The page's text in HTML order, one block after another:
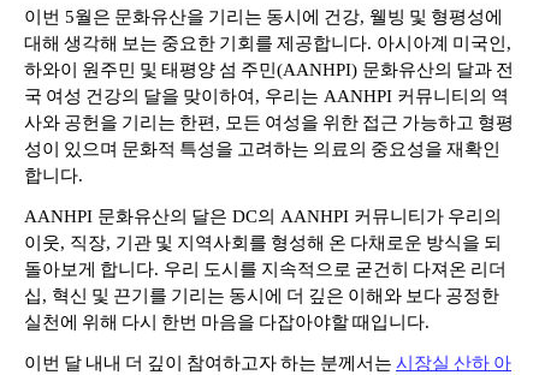
이번 5월은 문화유산을 기리는 동시에 건강, 웰빙 및 형평성에
대해 생각해 보는 중요한 기회를 제공합니다. 아시아계 미국인 ,
하와이
원주민 및 태평양 섬 주민 (AANHPI) 문화유산의 달과 전
국 여성 건강의 달을 맞이하여 , 우리는 AANHPI 커뮤니티의 역
사와 공헌을 기리는 한편 , 모든 여성을 위한 접근 가능하고 형평
성이
있으며 문화적 특성을 고려하는 의료의 중요성을 재확인
합니다.
AANHPI 문화유산의 달은 DC의 AANHPI 커뮤니티가 우리의
이웃, 직장, 기관 및 지역사회를 형성해 온 다채로운 방식을 되
돌아보게 합니다. 우리 도시를 지속적으로 굳건히 다져온 리더
십, 혁신 및 끈기를 기리는 동시에 더 깊은 이해와 보다 공정한
실천에 위해 다시 한번 마음을 다잡아야할때입니다.
이번 달 내내 더 깊이 참여하고자하는 분께서는 시장실 산하 아